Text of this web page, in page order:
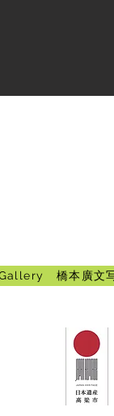
橋本廣文